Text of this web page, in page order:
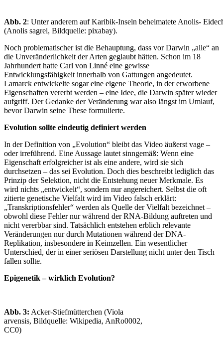
Abb. 2: Unter anderem auf Karibik-Inseln beheimatete Anolis-
(Anolis sagrei, Bildquelle: pixabay).
Noch problematischer ist die Behauptung, dass vor Darwin „alle“ an
die Unveränderlichkeit der Arten geglaubt hätten. Schon im 18
Jahrhundert hatte Carl von Linné eine gewisse
Entwicklungsfähigkeit innerhalb von Gattungen angedeutet.
Lamarck entwickelte sogar eine eigene Theorie, in der erworbene
Eigenschaften vererbt werden – eine Idee, die Darwin später wieder
aufgriff. Der Gedanke der Veränderung war also längst im Umlauf,
bevor Darwin seine These formulierte.
Evolution sollte eindeutig definiert werden
In der Definition von „Evolution“ bleibt das Video äußerst vage –
oder irreführend. Eine Aussage lautet sinngemäß: Wenn eine
Eigenschaft erfolgreicher ist als eine andere, wird sie sich
durchsetzen – das sei Evolution. Doch dies beschreibt lediglich das
Prinzip der Selektion, nicht die Entstehung neuer Merkmale. Es
wird nichts „entwickelt“, sondern nur angereichert. Selbst die oft
zitierte genetische Vielfalt wird im Video falsch erklärt:
„Transkriptionsfehler“ werden als Quelle der Vielfalt bezeichnet –
obwohl diese Fehler nur während der RNA-Bildung auftreten und
nicht vererbbar sind. Tatsächlich entstehen erblich relevante
Veränderungen nur durch Mutationen während der DNA-
Replikation, insbesondere in Keimzellen. Ein wesentlicher
Unterschied, der in einer seriösen Darstellung nicht unter den Tisch
fallen sollte.
Epigenetik – wirklich Evolution?
Abb. 3: Acker-Stiefmütterchen (Viola
arvensis, Bildquelle: Wikipedia, AnRo0002,
CC0)